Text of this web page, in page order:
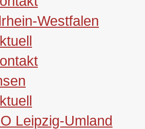
Westfalen
Leipzig-Umland